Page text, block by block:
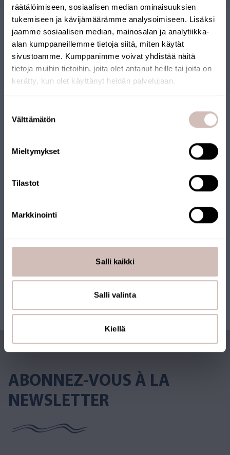
räätälöimiseen, sosiaalisen median ominaisuuksien
tukemiseen ja kävijämäärämme analysoimiseen. Lisäksi
jaamme sosiaalisen median, mainosalan ja analytiikka-
alan kumppaneillemme tietoja siitä, miten käytät
sivustoamme. Kumppanimme voivat yhdistää näitä
tietoja muihin tietoihin, joita olet antanut heille tai joita on
kerätty, kun olet käyttänyt heidän palvelujaan.
valinta
Välttämätön
Mieltymykset
Tilastot
Markkinointi
Salli kaikki
Salli valinta
Kiellä
FINLANDAISE
Notre boutique en ligne a reçu le label Key Flag. La boutique
est gérée par une entreprise finlandaise et les produits sont
également le label Key Flag.
ABONNEZ-VOUS À LA
NEWSLETTER
Pays de